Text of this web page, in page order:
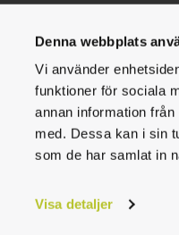
Denna webbplats
Vi använder
funktioner för sociala
annan information
med. Dessa kan i sin
som de har samlat in
Visa detaljer